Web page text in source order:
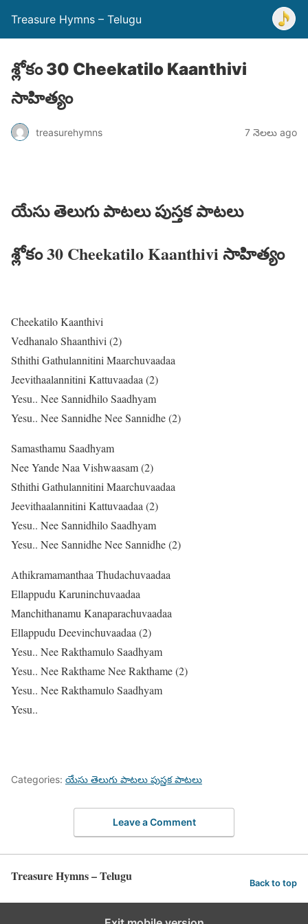
Treasure Hymns – Telugu
శ్లోకం 30 Cheekatilo Kaanthivi
సాహిత్యం
treasurehymns 7 నెలలు ago
యేసు తెలుగు పాటలు పుస్తక పాటలు
శ్లోకం 30 Cheekatilo Kaanthivi సాహిత్యం
Cheekatilo Kaanthivi
Vedhanalo Shaanthivi (2)
Sthithi Gathulannitini Maarchuvaadaa
Jeevithaalannitini Kattuvaadaa (2)
Yesu.. Nee Sannidhilo Saadhyam
Yesu.. Nee Sannidhe Nee Sannidhe (2)
Samasthamu Saadhyam
Nee Yande Naa Vishwaasam (2)
Sthithi Gathulannitini Maarchuvaadaa
Jeevithaalannitini Kattuvaadaa (2)
Yesu.. Nee Sannidhilo Saadhyam
Yesu.. Nee Sannidhe Nee Sannidhe (2)
Athikramamanthaa Thudachuvaadaa
Ellappudu Karuninchuvaadaa
Manchithanamu Kanaparachuvaadaa
Ellappudu Deevinchuvaadaa (2)
Yesu.. Nee Rakthamulo Saadhyam
Yesu.. Nee Rakthame Nee Rakthame (2)
Yesu.. Nee Rakthamulo Saadhyam
Yesu..
Categories: యేసు తెలుగు పాటలు పుస్తక పాటలు
Leave a Comment
Treasure Hymns – Telugu Back to top